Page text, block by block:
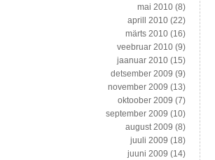
mai 2010 (8)
aprill 2010 (22)
märts 2010 (16)
veebruar 2010 (9)
jaanuar 2010 (15)
detsember 2009 (9)
november 2009 (13)
oktoober 2009 (7)
september 2009 (10)
august 2009 (8)
juuli 2009 (18)
juuni 2009 (14)